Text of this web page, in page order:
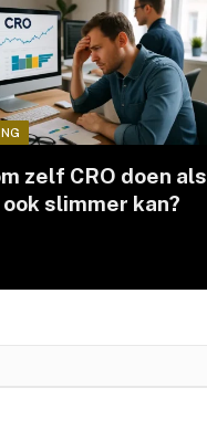
zelf CRO doen als
slimmer kan?